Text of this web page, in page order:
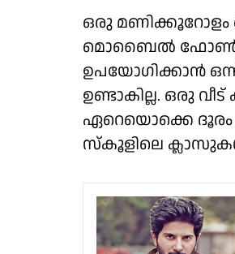
ഒരു മണിക്കൂറോളം
മൊബൈൽ ഫോൺ
ഉപയോഗിക്കാൻ
ഉണ്ടാകില്ല. ഒരു
ഏറെയൊക്കെ
സ്കൂളിലെ